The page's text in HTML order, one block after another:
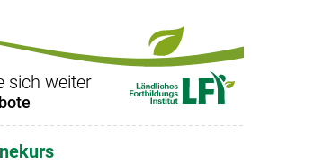
sich weiter